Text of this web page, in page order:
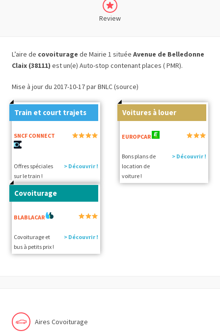
Review
L’aire de covoiturage de Mairie 1 située Avenue de Belledonne
Claix (38111) est un(e) Auto-stop contenant places ( PMR).
Mise à jour du 2017-10-17 par BNLC (source)
Train et court trajets
SNCF CONNECT
Offres spéciales
sur le train !
> Découvrir !
Voitures à louer
EUROPCAR
Bons plans de
location de
voiture !
> Découvrir !
Covoiturage
BLABLACAR
Covoiturage et
bus à petits prix !
> Découvrir !
Aires Covoiturage